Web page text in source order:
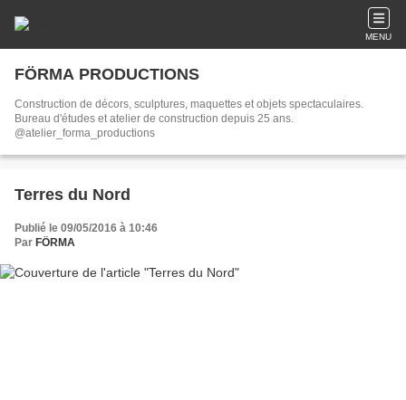
MENU
FÖRMA PRODUCTIONS
Construction de décors, sculptures, maquettes et objets spectaculaires.
Bureau d'études et atelier de construction depuis 25 ans.
@atelier_forma_productions
Terres du Nord
Publié le 09/05/2016 à 10:46
Par FÖRMA